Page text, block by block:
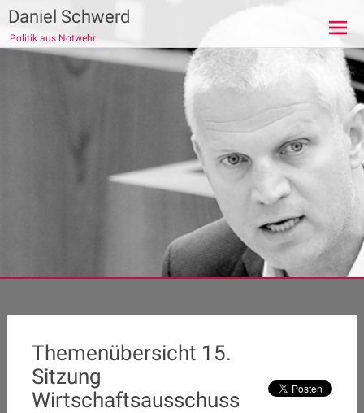
Zum
Inhalt
springen
Daniel Schwerd
Politik aus Notwehr
Themenübersicht 15.
Sitzung
Wirtschaftsausschuss